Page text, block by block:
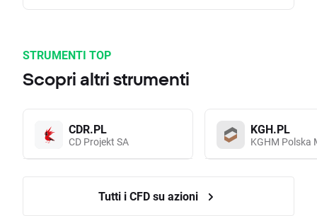
STRUMENTI TOP
Scopri altri strumenti
CDR.PL
CD Projekt SA
KGH.PL
KGHM Polska
Tutti i CFD su azioni